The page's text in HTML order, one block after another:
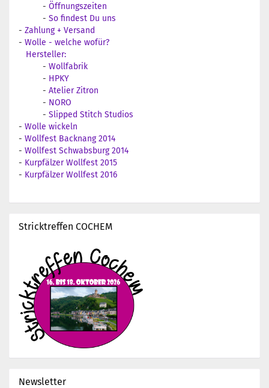
- Öffnungszeiten
- So findest Du uns
- Zahlung + Versand
- Wolle - welche wofür?
Hersteller:
- Wollfabrik
- HPKY
- Atelier Zitron
- NORO
- Slipped Stitch Studios
- Wolle wickeln
- Wollfest Backnang 2014
- Wollfest Schwabsburg 2014
- Kurpfälzer Wollfest 2015
- Kurpfälzer Wollfest 2016
Stricktreffen COCHEM
Newsletter